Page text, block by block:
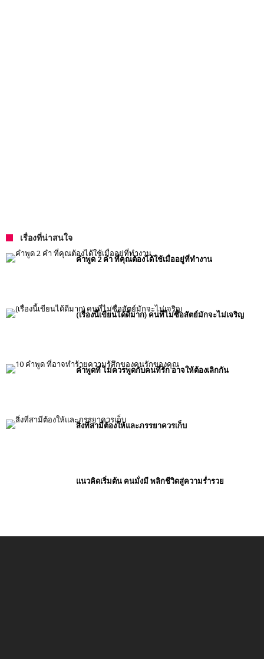
เรื่องที่น่าสนใจ
คำพูด 2 คำ ที่คุณต้องได้ใช้เมื่ออยู่ที่ทำงาน
(เรื่องนี้เขียนได้ดีมาก) คนที่ไม่ซื่อสัตย์มักจะไม่เจริญ
คำพูดที่ ไม่ควรพูดกับคนที่รัก อาจให้ต้องเลิกกัน
สิ่งที่สามีต้องให้และภรรยาควรเก็บ
แนวคิดเริ่มต้น คนมั่งมี พลิกชีวิตสู่ความร่ำรวย